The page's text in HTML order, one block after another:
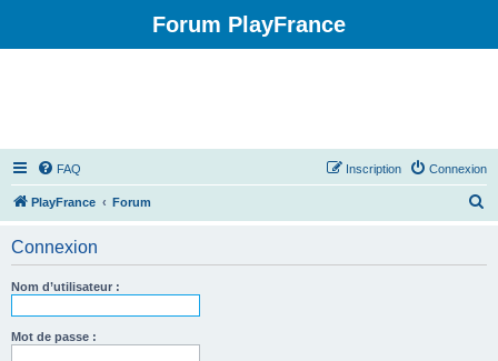
Forum PlayFrance
FAQ Connexion
Inscription
PlayFrance Forum
Connexion
Nom d’utilisateur :
Mot de passe :